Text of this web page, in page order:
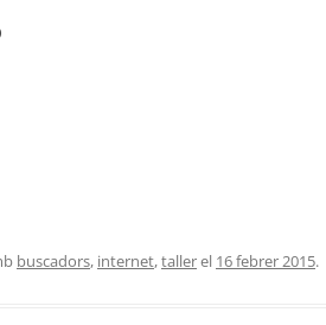
buscadors, internet,tallerel 16 febrer 2015.